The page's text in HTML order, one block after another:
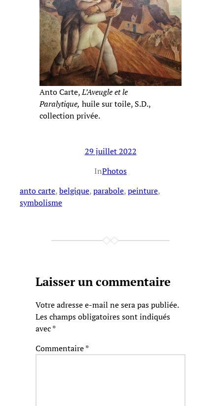
Anto Carte,L’Aveugle et le
Paralytique, huile sur toile, S.D.,
collection privée.
29 juillet 2022
InPhotos
anto carte, belgique, parabole, peinture
symbolisme
Laisser un commentaire
Votre adresse e-mail ne sera pas publiée.
Les champs obligatoires sont indiqués
avec*
Commentaire*